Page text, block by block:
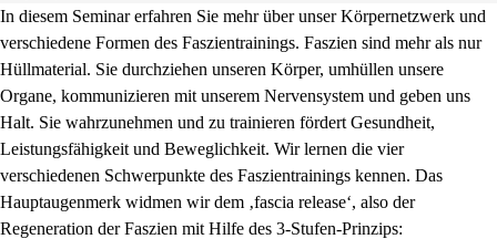
In diesem Seminar erfahren Sie mehr über unser Körpernetzwerk und
verschiedene Formen des Faszientrainings. Faszien sind mehr als nur
Hüllmaterial. Sie durchziehen unseren Körper, umhüllen unsere
Organe, kommunizieren mit unserem Nervensystem und geben uns
Halt. Sie wahrzunehmen und zu trainieren fördert Gesundheit,
Leistungsfähigkeit und Beweglichkeit. Wir lernen die vier
verschiedenen Schwerpunkte des Faszientrainings kennen. Das
Hauptaugenmerk widmen wir dem ‚fascia release‘, also der
Regeneration der Faszien mit Hilfe des 3-Stufen-Prinzips: